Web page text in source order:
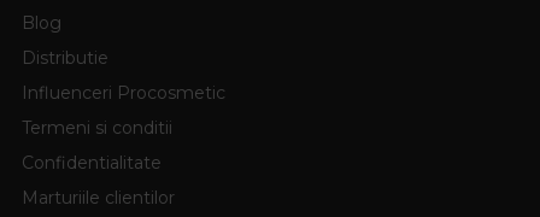
Blog
Distributie
Influenceri Procosmetic
Termeni si conditii
Confidentialitate
Marturiile clientilor